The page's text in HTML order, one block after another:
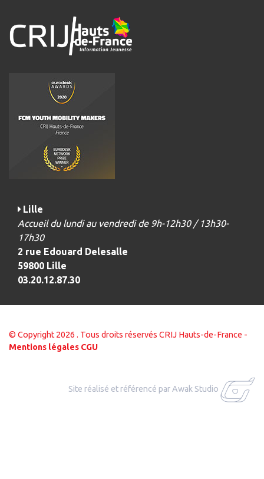
Lille
Accueil du lundi au vendredi de 9h-12h30 / 13h30-
17h30
2 rue Edouard Delesalle
59800 Lille
03.20.12.87.30
© Copyright 2026 . Tous droits réservés CRIJ Hauts-de-France -
Mentions légales CGU
Site réalisé et référencé par Awak Studio